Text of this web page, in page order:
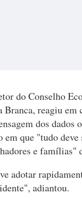
do Conselho
Branca, reagiu em
dos dados
em que "tudo
e famílias"
adotar
adiantou.